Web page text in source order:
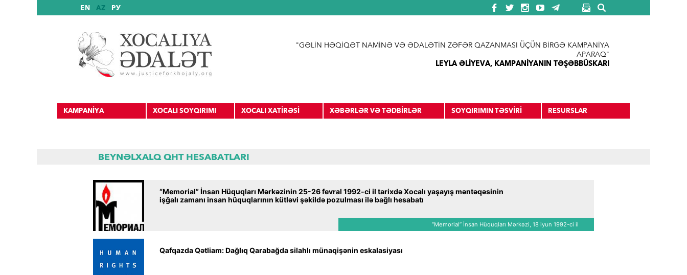
EN AZ РУ
"GƏLİN HƏQİQƏT NAMİNƏ VƏ ƏDALƏTİN ZƏFƏR QAZANMASI ÜÇÜN BİRGƏ KAMPANİYA
APARAQ"
LEYLA ƏLİYEVA, KAMPANİYANIN TƏŞƏBBÜSKARI
KAMPANİYA XOCALI SOYQIRIMI
Beynəlxalq tanınma
XOCALI XATİRƏSİ XƏBƏRLƏR VƏ TƏDBİRLƏR SOYQIRIMIN TƏSVİRİ RESURSLAR
BEYNƏLXALQ QHT HESABATLARI
“Memorial” İnsan Hüquqları Mərkəzinin 25-26 fevral 1992-ci il tarixdə Xocalı yaşayış məntəqəsinin
işğalı zamanı insan hüquqlarının kütləvi şəkildə pozulması ilə bağlı hesabatı
“Memorial” İnsan Hüquqları Mərkəzi, 18 iyun 1992-ci il
Qafqazda Qətliam: Dağlıq Qarabağda silahlı münaqişənin eskalasiyası